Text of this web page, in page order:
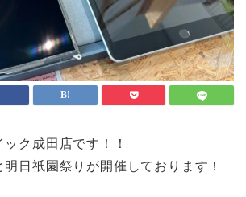
ク成田店です！！
日祇園祭りが開催しております！